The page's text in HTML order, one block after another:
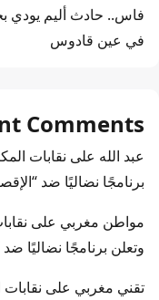
فاس.. حادث أليم يودي
في عين قادوس
Comments
عبد الله على نقابات
برنامجًا نضاليًا ضد
مواطن مغربي على
وتعلن برنامجًا نضاليًا
تقني مغربي على